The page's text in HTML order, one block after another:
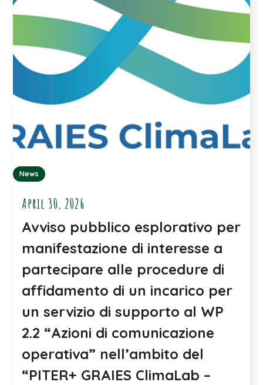
News
April 30, 2026
Avviso pubblico esplorativo per
manifestazione di interesse a
partecipare alle procedure di
affidamento di un incarico per
un servizio di supporto al WP
2.2 “Azioni di comunicazione
operativa” nell’ambito del
“PITER+ GRAIES ClimaLab –